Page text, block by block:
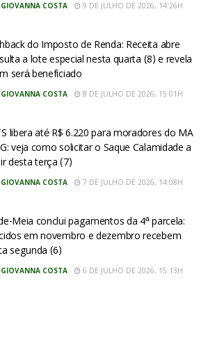
GIOVANNA COSTA
9 DE JULHO DE 2026, 14:26H
do Imposto de Renda: Receita abre
a lote especial nesta quarta (8) e revela
será beneficiado
GIOVANNA COSTA
8 DE JULHO DE 2026, 15:01H
libera até R$ 6.220 para moradores do MA
veja como solicitar o Saque Calamidade a
desta terça (7)
GIOVANNA COSTA
7 DE JULHO DE 2026, 14:08H
Meia conclui pagamentos da 4ª parcela:
em novembro e dezembro recebem
segunda (6)
GIOVANNA COSTA
6 DE JULHO DE 2026, 15:13H